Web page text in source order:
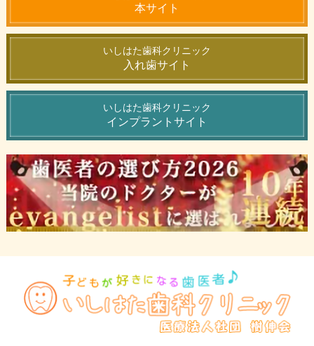
本サイト
いしはた歯科クリニック
入れ歯サイト
いしはた歯科クリニック
インプラントサイト